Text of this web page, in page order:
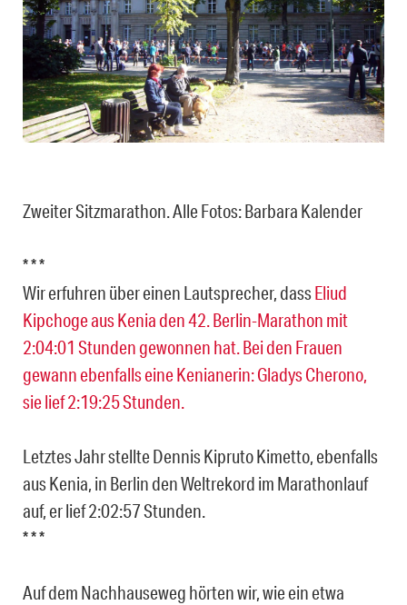
Zweiter Sitzmarathon. Alle Fotos: Barbara Kalender
* * *
Wir erfuhren über einen Lautsprecher, dassEliud
Kipchoge aus Kenia den 42. Berlin-Marathon mit
2:04:01 Stunden gewonnen hat. Bei den Frauen
gewann ebenfalls eine Kenianerin: Gladys Cherono,
sie lief 2:19:25 Stunden.
Letztes Jahr stellte Dennis Kipruto Kimetto, ebenfalls
aus Kenia, in Berlin den Weltrekord im Marathonlauf
auf, er lief 2:02:57 Stunden.
* * *
Auf dem Nachhauseweg hörten wir, wie ein etwa